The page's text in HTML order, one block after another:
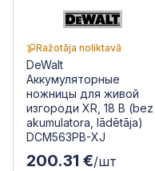
Ražotāja noliktavā
DeWalt
Аккумуляторные
ножницы для живой
изгороди XR, 18 В (bez
akumulatora, lādētāja)
DCM563PB-XJ
200.31 €/шт